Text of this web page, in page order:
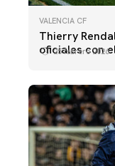
VALENCIA CF
Thierry
oficiales con
25 febrero 2026